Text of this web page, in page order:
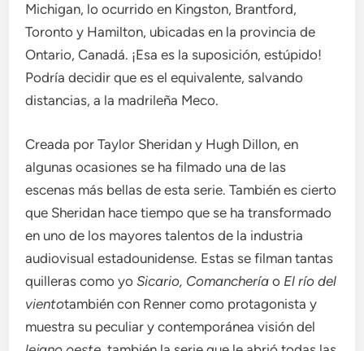
Michigan, lo ocurrido en Kingston, Brantford,
Toronto y Hamilton, ubicadas en la provincia de
Ontario, Canadá. ¡Esa es la suposición, estúpido!
Podría decidir que es el equivalente, salvando
distancias, a la madrileña Meco.
Creada por Taylor Sheridan y Hugh Dillon, en
algunas ocasiones se ha filmado una de las
escenas más bellas de esta serie. También es cierto
que Sheridan hace tiempo que se ha transformado
en uno de los mayores talentos de la industria
audiovisual estadounidense. Estas se filman tantas
quilleras como yo Sicario, Comancheríao El río del
vientotambién con Renner como protagonista y
muestra su peculiar y contemporánea visión del